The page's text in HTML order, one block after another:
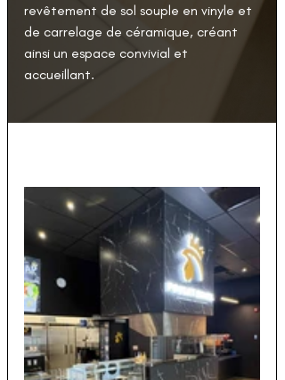
revêtement de sol souple en vinyle et
de carrelage de céramique, créant
ainsi un espace convivial et
accueillant.